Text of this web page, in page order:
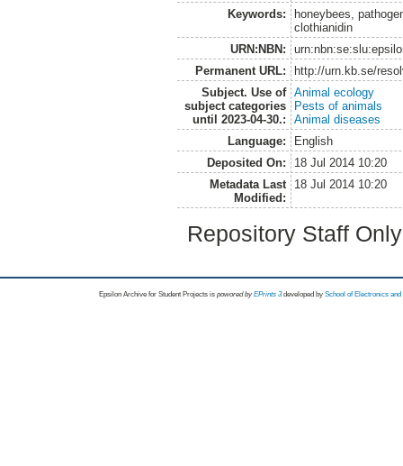
Keywords:
honeybees,
clothianidin
URN:NBN:
Permanent URL:
http://urn.kb.se/
Subject. Use of
subject categories
until 2023-04-30.:
Animal ecology
Pests of animals
Animal diseases
Language:
English
Deposited On:
18 Jul 2014 10:20
Metadata Last
Modified:
18 Jul 2014 10:20
Repository Staff
Epsilon Archive for Student Projects is powored byEPrints 3 developed by School of Electronics